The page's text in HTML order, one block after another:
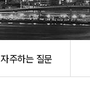
자주하는 질문